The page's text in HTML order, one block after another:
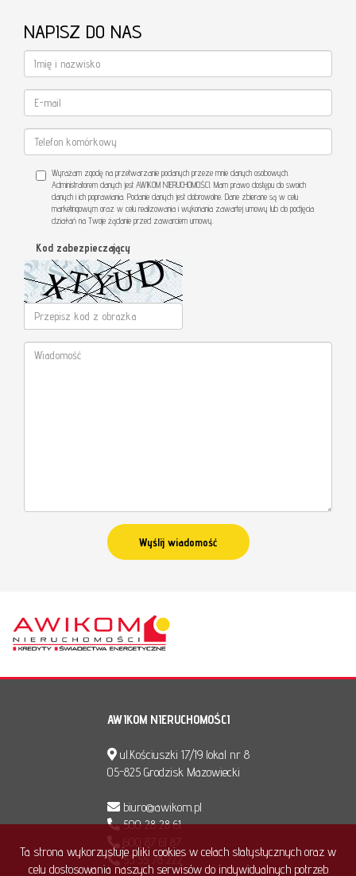
NAPISZ DO NAS
Wyrażam zgodę na przetwarzanie podanych przeze mnie danych osobowych.
Administratorem danych jest AWIKOM NIERUCHOMOŚCI. Mam prawo dostępu do swoich
danych i ich poprawiania. Podanie danych jest dobrowolne. Dane zbierane są w celu
marketingowym oraz w celu realizowania i wykonania zawartej umowy lub do podjęcia
działań na Twoje żądanie przed zawarciem umowy.
Kod zabezpieczający
AWIKOM NIERUCHOMOŚCI
ul.Kościuszki 17/19 lokal nr 8
05-825 Grodzisk Mazowiecki
biuro@awikom.pl
500 28 28 61
53 55 78 222
Ta strona wykorzystuje pliki cookies w celach statystycznych oraz w
celu dostosowania naszych serwisów do indywidualnych potrzeb